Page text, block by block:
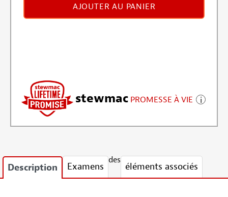
AJOUTER AU PANIER
stewmac PROMESSE À VIE
Description Examens
des
éléments associés